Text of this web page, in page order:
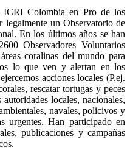
ICRI Colombia en Pro de los
legalmente un Observatorio de
En los últimos años se han
Observadores Voluntarios
coralinas del mundo para
lo que ven y alertan en los
acciones locales (P.ej.
rescatar tortugas y peces
locales, nacionales,
navales, policivos y
urgentes. Han participado en
publicaciones y campañas